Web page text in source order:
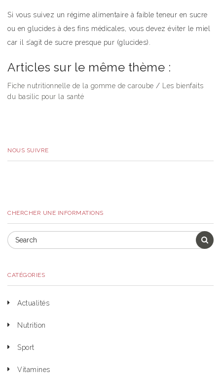
NOUS SUIVRE
CHERCHER UNE INFORMATIONS
CATÉGORIES
Actualités
Nutrition
Sport
Vitamines
Si vous suivez un régime alimentaire à faible teneur en sucre
ou en glucides à des fins médicales, vous devez éviter le miel
car il s’agit de sucre presque pur (glucides).
Articles sur le même thème :
Fiche nutritionnelle de la gomme de caroube /
Les bienfaits
du basilic pour la santé